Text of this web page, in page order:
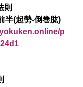
則
半(起勢-倒巻肱)
p